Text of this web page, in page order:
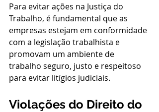
Para evitar ações na Justiça do
Trabalho, é fundamental que as
empresas estejam em conformidade
com a legislação trabalhista e
promovam um ambiente de
trabalho seguro, justo e respeitoso
para evitar litígios judiciais.
Violações do Direito do